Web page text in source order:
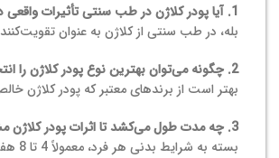
1. آیا پودر کلاژن در طب سنتی تأثیرات واقعی دارد؟
بله، در طب سنتی از کلاژن به عنوان
2. چگونه می‌توان بهترین نوع پودر کلاژن را انتخاب کرد؟
بهتر است از برندهای معتبر که پودر کلاژن
3. چه مدت طول می‌کشد تا اثرات پودر کلاژن مشاهده شود؟
بسته به شرایط بدنی هر فرد، معمولاً 4 تا 8 هفته زمان لازم است تا نتایج مثبت پودر کلاژن قابل مشاهده باشد.